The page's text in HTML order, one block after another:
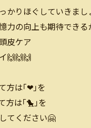
かりほぐしていきまし
力の向上も期待できる
皮ケア
🙌🙌🙌
方は｢❤｣を
方は｢🐤｣を
てください🤗